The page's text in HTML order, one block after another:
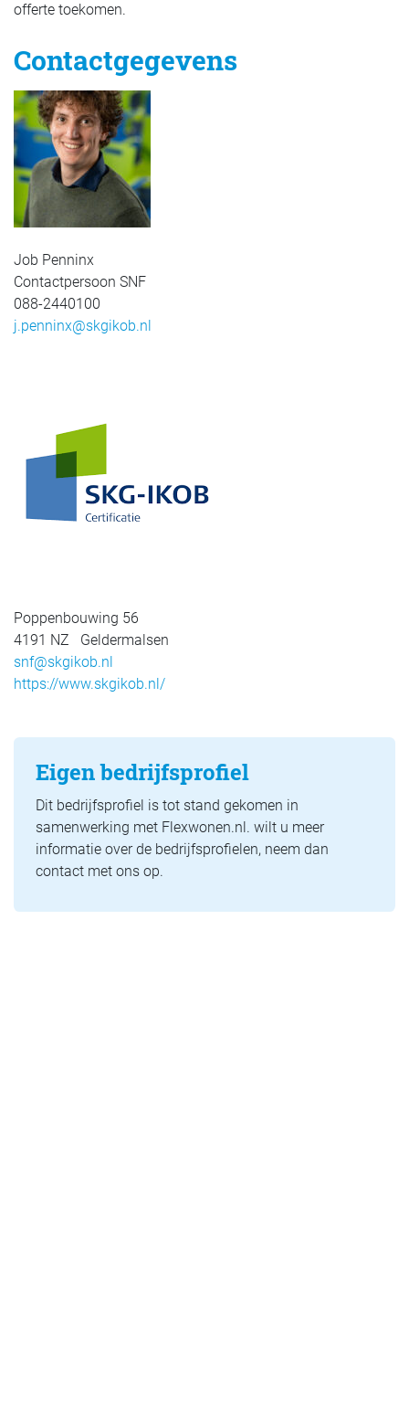
offerte toekomen.
Contactgegevens
Job Penninx
Contactpersoon SNF
088-2440100
j.penninx@skgikob.nl
Poppenbouwing 56
4191 NZ Geldermalsen
snf@skgikob.nl
https://www.skgikob.nl/
Eigen bedrijfsprofiel
Dit bedrijfsprofiel is tot stand gekomen in
samenwerking met Flexwonen.nl. wilt u meer
informatie over de bedrijfsprofielen, neem dan
contact met ons op.